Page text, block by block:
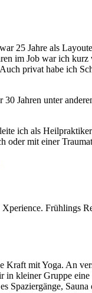
25 Jahre als
im Job war ich
privat habe ich
Jahren unter
ich als
oder mit einer
Kraft mit Yoga. An
in kleiner Gruppe eine
Spaziergänge, Sauna